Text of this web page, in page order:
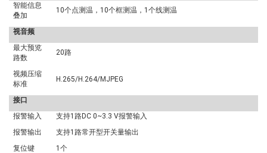
智能信息
叠加
10个点测温， 10个框测温， 1 个线测温
视音频
最大预览
路数
20路
视频压缩
标准
H.265/H.264/MJPEG
接口
报警输入
支持1 路DC 0~3.3 V报警输入
报警输出
支持1 路常开型开关量输出
复位键
1 个